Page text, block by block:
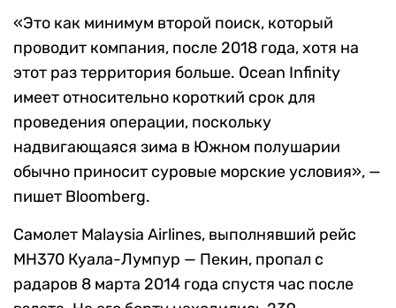
«Это как минимум второй поиск, который
проводит компания, после 2018 года, хотя на
этот раз территория больше. Ocean Infinity
имеет относительно короткий срок для
проведения операции, поскольку
надвигающаяся зима в Южном полушарии
обычно приносит суровые морские условия», —
пишет Bloomberg.
Самолет Malaysia Airlines, выполнявший рейс
MH370 Куала-Лумпур — Пекин, пропал с
радаров 8 марта 2014 года спустя час после